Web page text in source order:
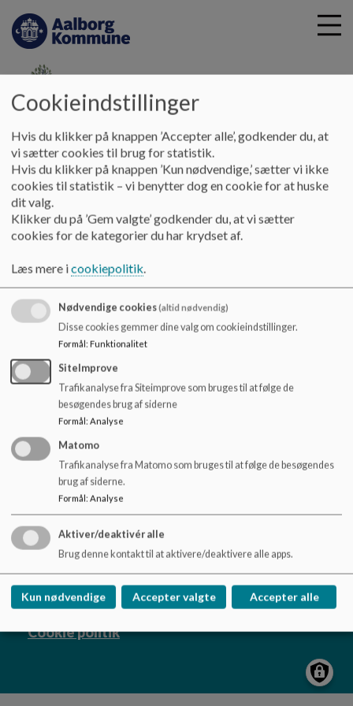
i
Tofthøjskolen
Kontakt Sundhedsplejerske
Sundhedsplejerske
Skolesundhedsplejerske
Rikke Schack Mosskov Jacobsen
Tlf. 2520 1313
Tofthøjskolen
Tofthøjvej 32, 9280 Storvorde
tofthoejskolen@aalborg.dk
+45 99315700
EAN NR. 5798003747514
Tilgængelighedserklæring
Sitemap
Cookie politik
Cookieindstillinger
Hvis du klikker på knappen ’Accepter alle’, godkender du, at
vi sætter cookies til brug for statistik.
Hvis du klikker på knappen ’Kun nødvendige,’ sætter vi ikke
cookies til statistik – vi benytter dog en cookie for at huske
dit valg.
Klikker du på ’Gem valgte’ godkender du, at vi sætter
cookies for de kategorier du har krydset af.
Læs mere icookiepolitik.
Nødvendige cookies(altid nødvendig)
Disse cookies gemmer dine valg om cookieindstillinger.
Formål: Funktionalitet
SiteImprove
Trafikanalyse fra Siteimprove som bruges til at følge de
besøgendes brug af siderne
Formål: Analyse
Matomo
Trafikanalyse fra Matomo som bruges til at følge de besøgendes
brug af siderne.
Formål: Analyse
Aktiver/deaktivér alle
Brug denne kontakt til at aktivere/deaktivere alle apps.
Kun nødvendige Accepter valgte Accepter alle